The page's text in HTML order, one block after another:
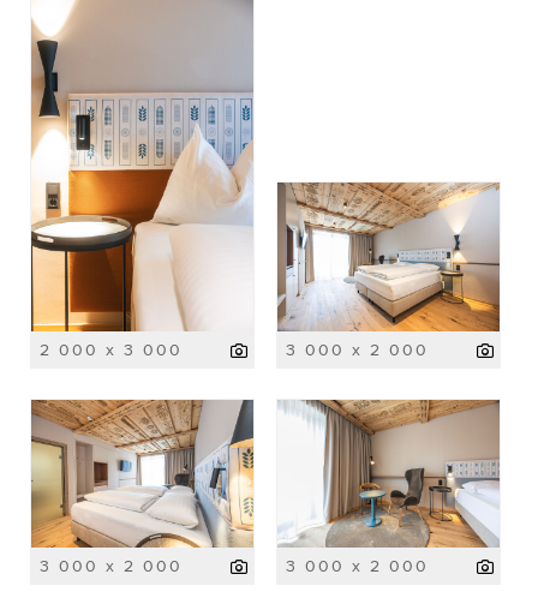
2 000 x 3 000 3 000 x 2 000
3 000 x 2 000 3 000 x 2 000